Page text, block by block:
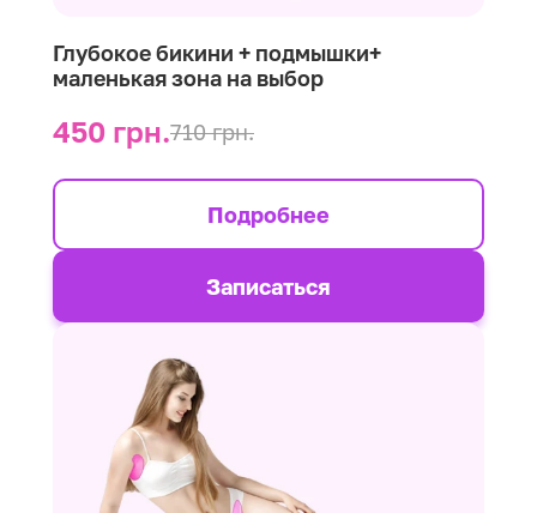
Глубокое бикини + подмышки+
маленькая зона на выбор
450 грн.710 грн.
Подробнее
Записаться